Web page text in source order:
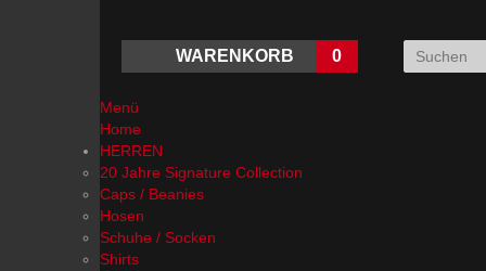
WARENKORB 0
Menü
Home
HERREN
20 Jahre Signature Collection
Caps / Beanies
Hosen
Schuhe / Socken
Shirts